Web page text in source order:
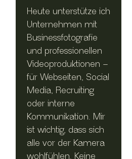
Heute unterstütze ich
Unternehmen mit
Businessfotografie
und professionellen
Videoproduktionen –
für Webseiten, Social
Media, Recruiting
oder interne
Kommunikation. Mir
ist wichtig, dass sich
alle vor der Kamera
wohlfühlen. Keine